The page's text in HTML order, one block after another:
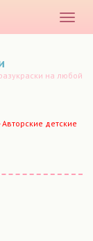
меню
на любой
Авторские детские